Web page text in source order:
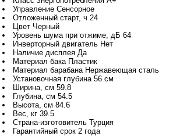
Управление Сенсорное
Отложенный старт, ч 24
Цвет Черный
Уровень шума при отжиме, дБ 64
Инверторный двигатель Нет
Наличие дисплея Да
Материал бака Пластик
Материал барабана Нержавеющая сталь
Установочная глубина 56 см
Ширина, см 59.8
Глубина, см 54.5
Высота, см 84.6
Вес, кг 39.5
Страна-изготовитель Турция
Гарантийный срок 2 года